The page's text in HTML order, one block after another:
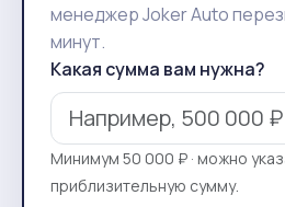
менеджер Joker Auto
минут.
Какая сумма вам нужна?
Минимум 50 000 ₽ · можно
приблизительную сумму.